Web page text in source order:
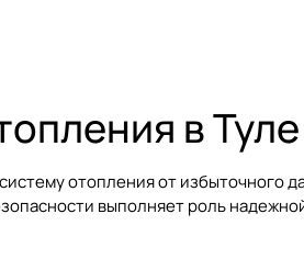
в Туле
отопления от избыточного
выполняет роль